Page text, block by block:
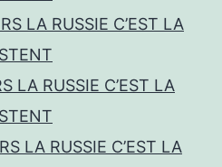
LA RUSSIE C’EST LA
LA RUSSIE C’EST LA
LA RUSSIE C’EST LA